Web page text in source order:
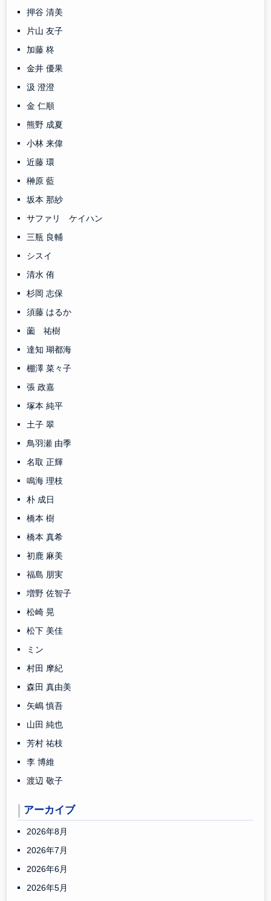
押谷 清美
片山 友子
加藤 柊
金井 優果
汲 澄澄
金 仁順
熊野 成夏
小林 来偉
近藤 環
榊原 藍
坂本 那紗
サファリ ケイハン
三瓶 良輔
シスイ
清水 侑
杉岡 志保
須藤 はるか
薗 祐樹
達知 瑚都海
棚澤 菜々子
張 政嘉
塚本 純平
土子 翠
鳥羽瀬 由季
名取 正輝
鳴海 理枝
朴 成日
橋本 樹
橋本 真希
初鹿 麻美
福島 朋実
増野 佐智子
松崎 晃
松下 美佳
ミン
村田 摩紀
森田 真由美
矢嶋 慎吾
山田 純也
芳村 祐枝
李 博維
渡辺 敬子
アーカイブ
2026年8月
2026年7月
2026年6月
2026年5月